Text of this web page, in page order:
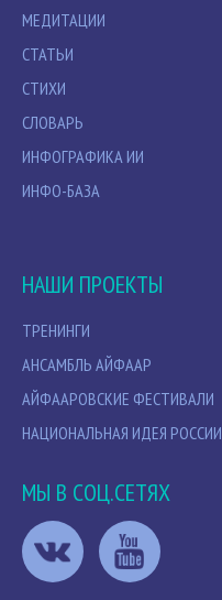
МЕДИТАЦИИ
СТАТЬИ
СТИХИ
СЛОВАРЬ
ИНФОГРАФИКА ИИ
ИНФО-БАЗА
НАШИ ПРОЕКТЫ
ТРЕНИНГИ
АНСАМБЛЬ АЙФААР
АЙФААРОВСКИЕ ФЕСТИВАЛИ
НАЦИОНАЛЬНАЯ ИДЕЯ РОССИИ
МЫ В СОЦ.СЕТЯХ